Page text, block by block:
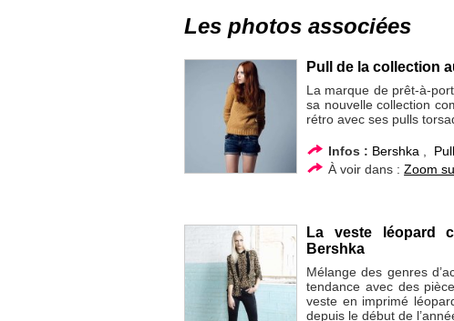
Les photos associées
Pull de la collection
La marque de prêt-à-
sa nouvelle collection
rétro avec ses pulls
Infos : Bershka
À voir dans :Zoom
La veste léopard
Bershka
Mélange des genres
tendance avec des
veste en imprimé
depuis le début de